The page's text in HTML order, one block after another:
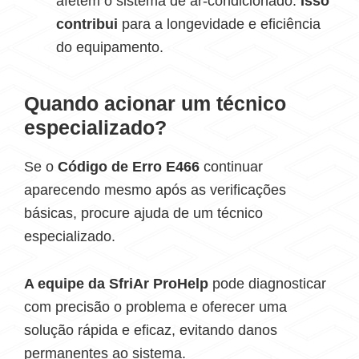
contribui para a longevidade e eficiência
do equipamento.
Quando acionar um técnico
especializado?
Se o Código de Erro E466 continuar
aparecendo mesmo após as verificações
básicas, procure ajuda de um técnico
especializado.
A equipe da SfriAr ProHelp pode diagnosticar
com precisão o problema e oferecer uma
solução rápida e eficaz, evitando danos
permanentes ao sistema.